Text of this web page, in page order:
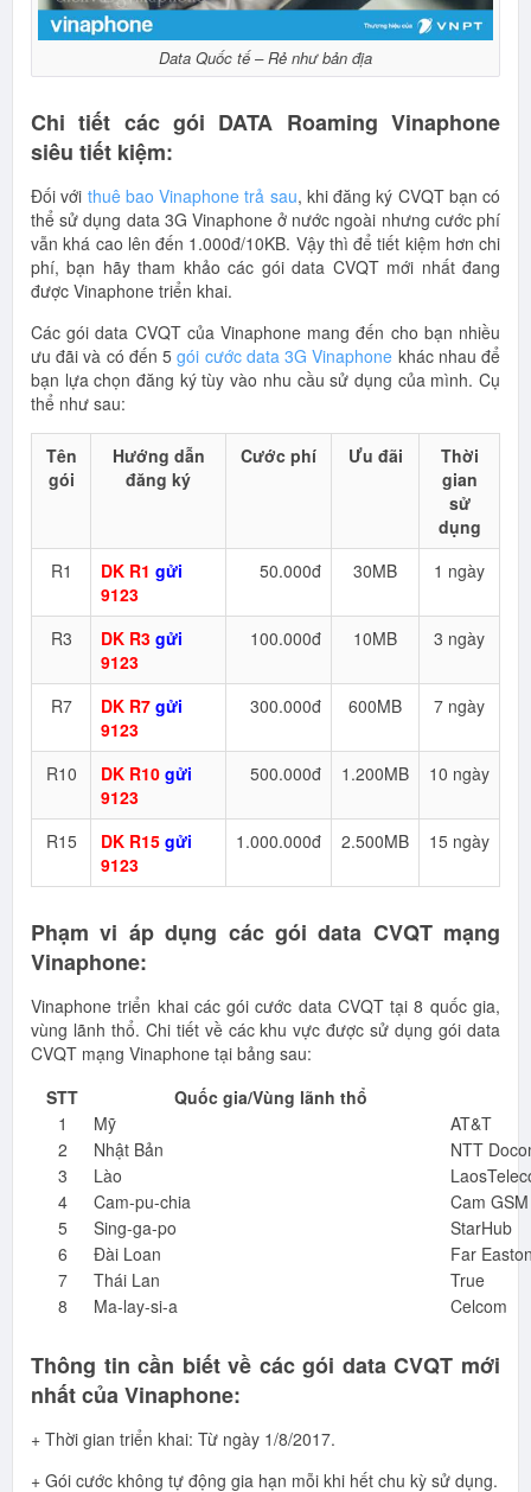
Data Quốc tế – Rẻ như bản địa
Chi tiết các gói DATA Roaming Vinaphone
siêu tiết kiệm:
Đối với thuê bao Vinaphone trả sau, khi đăng ký CVQT bạn có
thể sử dụng data 3G Vinaphone ở nước ngoài nhưng cước phí
vẫn khá cao lên đến 1.000đ/10KB. Vậy thì để tiết kiệm hơn chi
phí, bạn hãy tham khảo các gói data CVQT mới nhất đang
được Vinaphone triển khai.
Các gói data CVQT của Vinaphone mang đến cho bạn nhiều
ưu đãi và có đến 5gói cước data 3G Vinaphone khác nhau để
bạn lựa chọn đăng ký tùy vào nhu cầu sử dụng của mình. Cụ
thể như sau:
Tên
gói
Hướng dẫn
đăng ký
Cước phí Ưu đãi
Thời
gian
sử
dụng
R1
DK R1 gửi
9123
50.000đ 30MB 1 ngày
R3 DK R3 gửi
9123
100.000đ 10MB 3 ngày
R7 DK R7 gửi
9123
300.000đ 600MB 7 ngày
R10 DK R10 gửi
9123
500.000đ 1.200MB 10 ngày
R15 DK R15 gửi
9123
1.000.000đ 2.500MB 15 ngày
Phạm vi áp dụng các gói data CVQT mạng
Vinaphone:
Vinaphone triển khai các gói cước data CVQT tại 8 quốc gia,
vùng lãnh thổ. Chi tiết về các khu vực được sử dụng gói data
CVQT mạng Vinaphone tại bảng sau:
STT
Quốc gia/Vùng lãnh thổ
1
Mỹ
AT&T
2
Nhật Bản
NTT
3
Lào
4
Cam-pu-chia
Cam GSM
5
Sing-ga-po
StarHub
6
Đài Loan
Far
7
Thái Lan
True
8
Ma-lay-si-a Celcom
Thông tin cần biết về các gói data CVQT mới
nhất của Vinaphone:
+ Thời gian triển khai: Từ ngày 1/8/2017.
+ Gói cước không tự động gia hạn mỗi khi hết chu kỳ sử dụng.